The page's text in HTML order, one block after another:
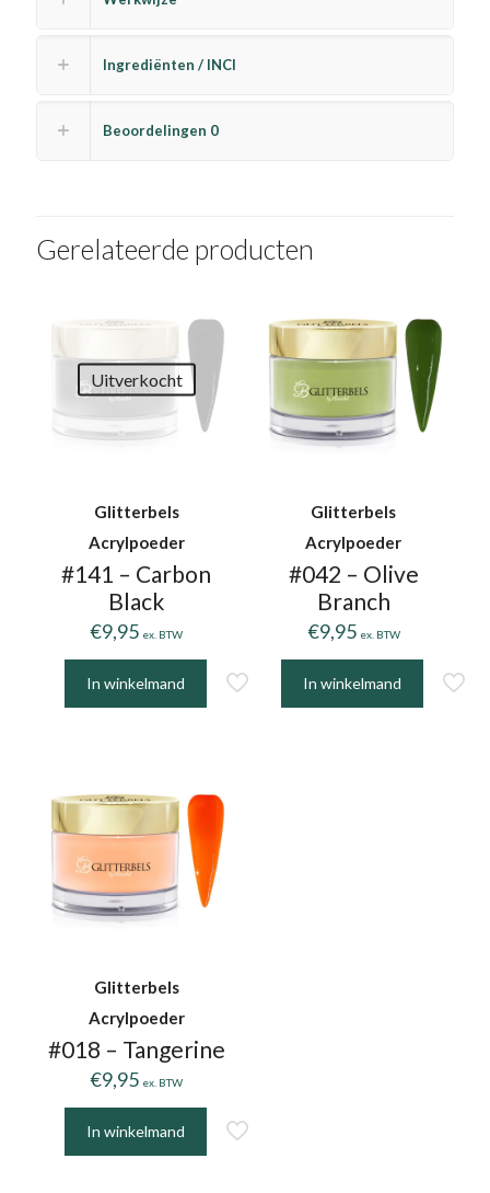
Ingrediënten / INCI
Beoordelingen 0
Gerelateerde producten
Uitverkocht
Glitterbels
Acrylpoeder
#141 – Carbon
Black
€9,95 ex. BTW
In winkelmand
Glitterbels
Acrylpoeder
#042 – Olive
Branch
€9,95 ex. BTW
In winkelmand
Glitterbels
Acrylpoeder
#018 – Tangerine
€9,95 ex. BTW
In winkelmand